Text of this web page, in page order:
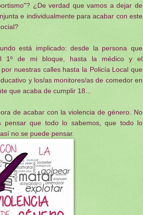
¿De verdad que vamos a dejar de
e individualmente para acabar con este
está implicado: desde la persona que
1º de mi bloque, hasta la médico y el
nuestras calles hasta la Policía Local que
y los/as monitores/as de comedor en
que acaba de cumplir 18...
de acabar con la violencia de género. No
pensar que todo lo sabemos, que todo lo
no se puede pensar.